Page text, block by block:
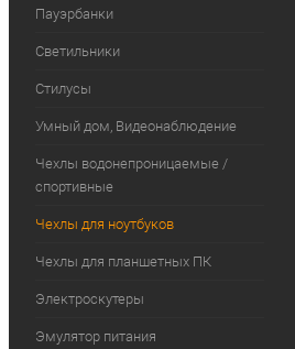
Пауэрбанки
Светильники
Стилусы
Умный дом, Видеонаблюдение
Чехлы водонепроницаемые /
спортивные
Чехлы для ноутбуков
Чехлы для планшетных ПК
Электроскутеры
Эмулятор питания